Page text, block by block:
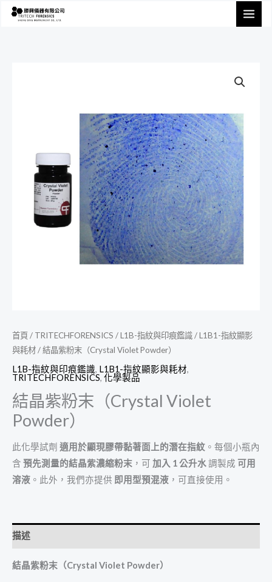
首頁/ TRITECHFORENSICS /L1B-指紋與印痕鑑識/L1B1-指紋顯影
與耗材/ 結晶紫粉末（Crystal Violet Powder）
L1B-指紋與印痕鑑識, L1B1-指紋顯影與耗材,
TRITECHFORENSICS, 化學製品
結晶紫粉末（Crystal Violet
Powder）
此化學試劑 適用於顯現膠帶黏著面上的潛在指紋 。每個小瓶內
含 預先測量的結晶紫濃縮粉末 ，可 加入 1 公升水調製成 可用
溶液 。此外，我們亦提供 即用型預混液 ，可直接使用。
描述
結晶紫粉末（Crystal Violet Powder）